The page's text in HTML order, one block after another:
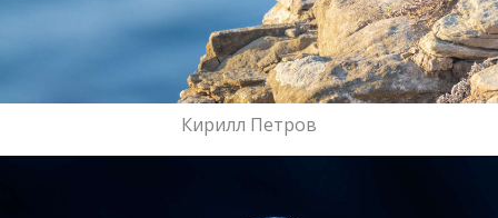
Кирилл Петров